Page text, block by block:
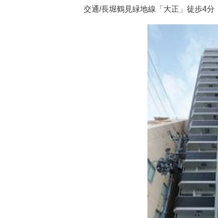
交通/長堀鶴見緑地線「大正」徒歩4分